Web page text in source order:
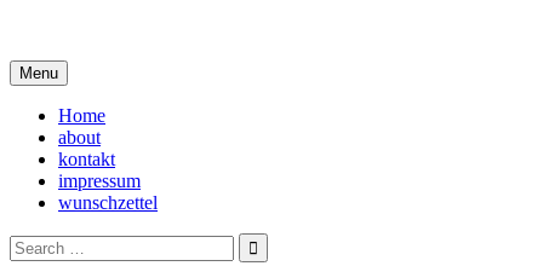
content
Menu
Home
about
kontakt
impressum
wunschzettel
Search